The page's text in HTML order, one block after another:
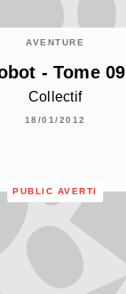
AVENTURE
- Tome 09
Collectif
18/01/2012
PUBLIC AVERTI